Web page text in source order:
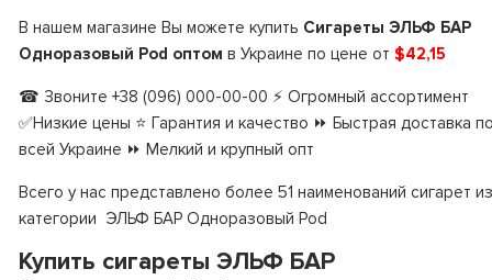
В нашем магазине Вы можете купить Сигареты ЭЛЬФ БАР
Одноразовый Pod оптом в Украине по цене от $42,15
☎ Звоните +38 (096) 000-00-00 ⚡ Огромный ассортимент
✅Низкие цены ⭐ Гарантия и качество ⏩ Быстрая доставка
всей Украине ⏩ Мелкий и крупный опт
Всего у нас представлено более 51 наименований сигарет из
категории ЭЛЬФ БАР Одноразовый Pod
Купить сигареты ЭЛЬФ БАР